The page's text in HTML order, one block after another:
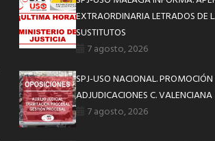
EXTRAORDINARIA LETRADOS DE
SUSTITUTOS
7 agosto, 2026
SPJ-USO NACIONAL.
ADJUDICACIONES C. VALENCIANA
7 agosto, 2026